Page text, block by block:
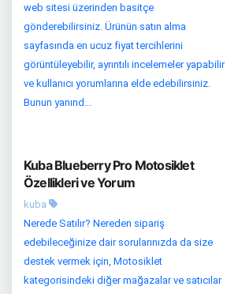
web sitesi üzerinden basitçe
gönderebilirsiniz. Ürünün satın alma
sayfasında en ucuz fiyat tercihlerini
görüntüleyebilir, ayrıntılı incelemeler yapabilir
ve kullanıcı yorumlarına elde edebilirsiniz.
Bunun yanınd...
Kuba Blueberry Pro Motosiklet
Özellikleri ve Yorum
kuba
Nerede Satılır? Nereden sipariş
edebileceğinize dair sorularınızda da size
destek vermek için, Motosiklet
kategorisindeki diğer mağazalar ve satıcılar